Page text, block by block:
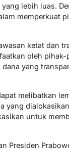
lebih luas.
memperkuat
ketat dan
oleh
yang
melibatkan
yang
untuk
Presiden